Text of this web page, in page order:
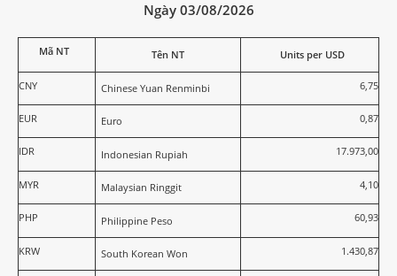
Ngày 03/08/2026
Mã NT Tên NT Units per USD
CNY Chinese Yuan Renminbi 6,75
EUR Euro 0,87
IDR Indonesian Rupiah 17.973,00
MYR Malaysian Ringgit 4,10
PHP Philippine Peso 60,93
KRW South Korean Won 1.430,87